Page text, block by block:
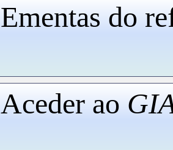
Ementas do
Aceder ao